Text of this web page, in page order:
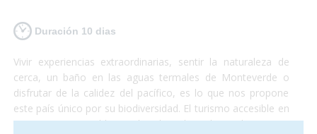
Duración 10 dias
Vivir experiencias extraordinarias, sentir la naturaleza de
cerca, un baño en las aguas termales de Monteverde o
disfrutar de la calidez del pacífico, es lo que nos propone
este país único por su biodiversidad. El turismo accesible en
Costa Rica es posible, sus hoteles adaptados y el trasporte